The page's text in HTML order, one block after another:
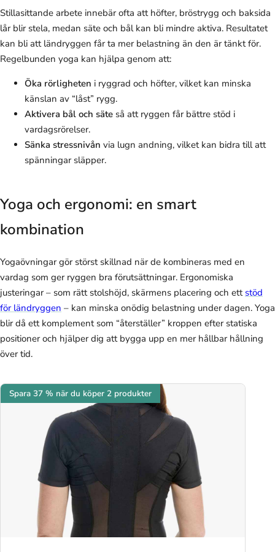
Stillasittande arbete innebär ofta att höfter, bröstrygg och baksida
lår blir stela, medan säte och bål kan bli mindre aktiva. Resultatet
kan bli att ländryggen får ta mer belastning än den är tänkt för.
Regelbunden yoga kan hjälpa genom att:
Öka rörligheten i ryggrad och höfter, vilket kan minska
känslan av “låst” rygg.
Aktivera bål och säte så att ryggen får bättre stöd i
vardagsrörelser.
Sänka stressnivån via lugn andning, vilket kan bidra till att
spänningar släpper.
Yoga och ergonomi: en smart
kombination
Yogaövningar gör störst skillnad när de kombineras med en
vardag som ger ryggen bra förutsättningar. Ergonomiska
justeringar – som rätt stolshöjd, skärmens placering och ett stöd
för ländryggen – kan minska onödig belastning under dagen. Yoga
blir då ett komplement som “återställer” kroppen efter statiska
positioner och hjälper dig att bygga upp en mer hållbar hållning
över tid.
Spara 37 % när du köper 2 produkter